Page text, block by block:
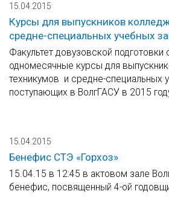
15.04.2015
Курсы для выпускников
средне-специальных учебных
Факультет довузовской
одномесячные курсы для
техникумов и средне-специальных
поступающих в ВолгГАСУ в 2015
15.04.2015
Бенефис СТЭ «Горхоз»
15.04.15 в 12:45 в актовом зале
бенефис, посвященный 4-ой